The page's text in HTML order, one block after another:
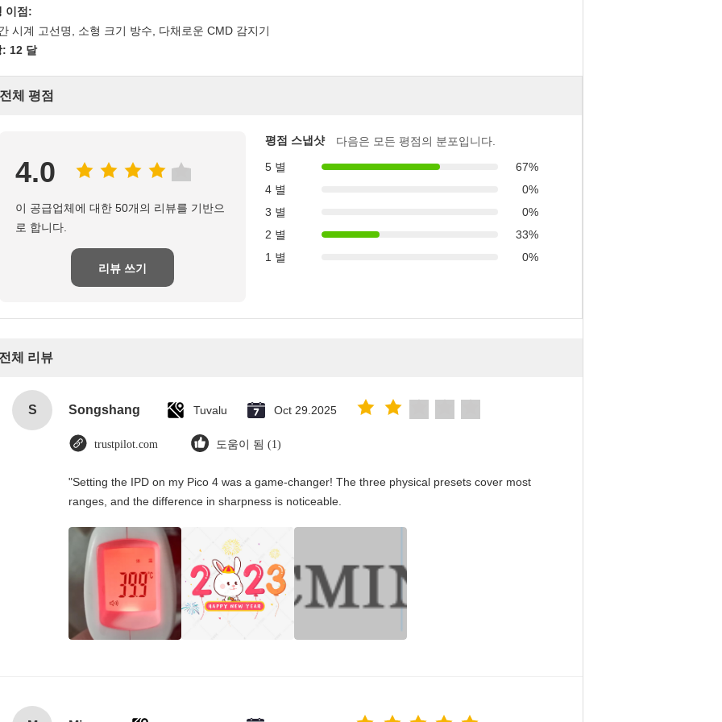
이점:
간 시계 고선명, 소형 크기 방수, 다채로운 CMD 감지기
: 12 달
전체 평점
4.0
이 공급업체에 대한 50개의 리뷰를 기반으
로 합니다.
리뷰 쓰기
평점 스냅샷
다음은 모든 평점의 분포입니다.
5 별
67%
4 별
0%
3 별
0%
2 별
33%
1 별
0%
전체 리뷰
S Songshang Tuvalu Oct 29.2025
trustpilot.com 도움이 됨 (1)
"Setting the IPD on my Pico 4 was a game-changer! The three physical presets cover most
ranges, and the difference in sharpness is noticeable.